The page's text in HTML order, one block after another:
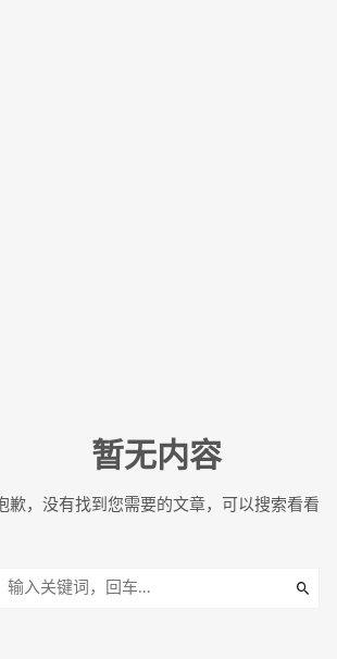
暂无内容
歉，没有找到您需要的文章，可以搜索看看